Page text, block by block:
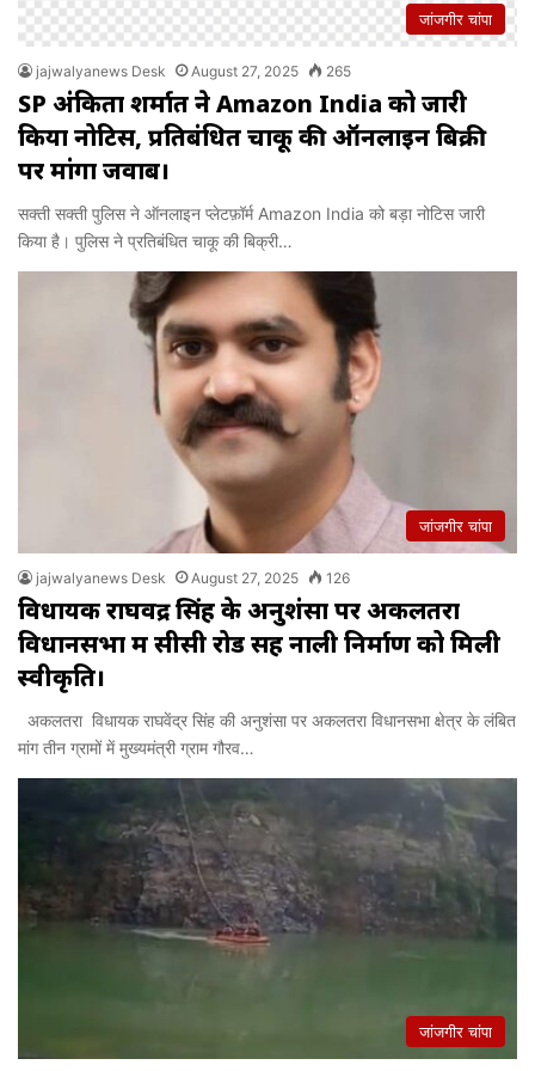
जांजगीर चांपा
jajwalyanews Desk August 27, 2025 265
SP अंकिता शर्मात ने Amazon India को जारी
किया नोटिस, प्रतिबंधित चाकू की ऑनलाइन बिक्री
पर मांगा जवाब।
सक्ती सक्ती पुलिस ने ऑनलाइन प्लेटफ़ॉर्म Amazon India को बड़ा नोटिस जारी
किया है। पुलिस ने प्रतिबंधित चाकू की बिक्री…
जांजगीर चांपा
jajwalyanews Desk August 27, 2025 126
विधायक राघवेंद्र सिंह के अनुशंसा पर अकलतरा
विधानसभा में सीसी रोड सह नाली निर्माण को मिली
स्वीकृति।
अकलतरा विधायक राघवेंद्र सिंह की अनुशंसा पर अकलतरा विधानसभा क्षेत्र के लंबित
मांग तीन ग्रामों में मुख्यमंत्री ग्राम गौरव…
जांजगीर चांपा